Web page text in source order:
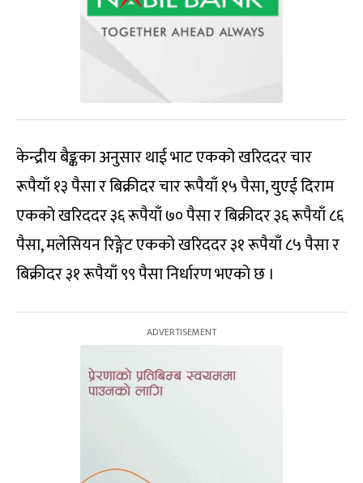
केन्द्रीय बैङ्कका अनुसार थाई भाट एकको खरिददर चार
रूपैयाँ १३ पैसा र बिक्रीदर चार रूपैयाँ १५ पैसा, युएई दिराम
एकको खरिददर ३६ रूपैयाँ ७० पैसा र बिक्रीदर ३६ रूपैयाँ ८६
पैसा, मलेसियन रिङ्गेट एकको खरिददर ३१ रूपैयाँ ८५ पैसा र
बिक्रीदर ३१ रूपैयाँ ९९ पैसा निर्धारण भएको छ ।